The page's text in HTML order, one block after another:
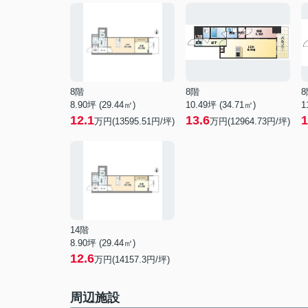
8階
8.90坪 (29.44㎡)
12.1万円(13595.51円/坪)
8階
10.49坪 (34.71㎡)
13.6万円(12964.73円/坪)
8
14階
8.90坪 (29.44㎡)
12.6万円(14157.3円/坪)
周辺施設